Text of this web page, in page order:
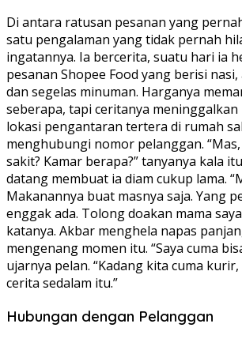
Di antara ratusan pesanan yang
satu pengalaman yang tidak pernah
ingatannya. Ia bercerita, suatu hari ia
pesanan Shopee Food yang berisi
dan segelas minuman. Harganya
seberapa, tapi ceritanya meninggalkan
lokasi pengantaran tertera di rumah
menghubungi nomor pelanggan.
sakit? Kamar berapa?” tanyanya kala
datang membuat ia diam cukup lama.
Makanannya buat masnya saja. Yang
enggak ada. Tolong doakan mama
katanya. Akbar menghela napas
mengenang momen itu. “Saya cuma
ujarnya pelan. “Kadang kita cuma
cerita sedalam itu.”
Hubungan dengan Pelanggan